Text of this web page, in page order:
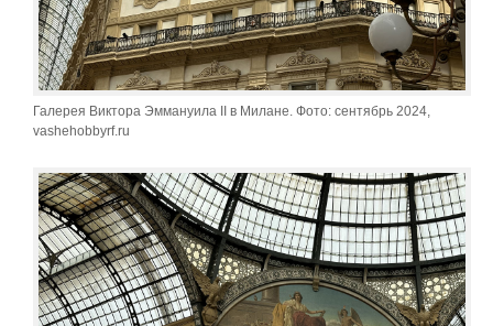
Галерея Виктора Эммануила II в Милане. Фото: сентябрь 2024,
vashehobbyrf.ru